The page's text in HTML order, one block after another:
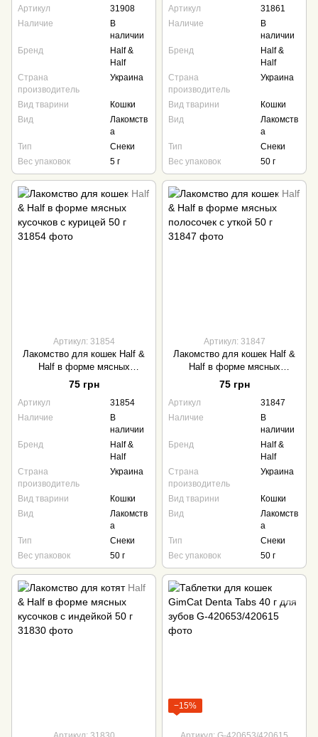
Артикул
31908
Наличие
В
наличии
Бренд
Half &
Half
Страна
производитель
Украина
Вид тварини
Кошки
Вид
Лакомств
а
Тип
Снеки
Вес упаковок
5 г
Артикул
31861
Наличие
В
наличии
Бренд
Half &
Half
Страна
производитель
Украина
Вид тварини
Кошки
Вид
Лакомств
а
Тип
Снеки
Вес упаковок
50 г
Артикул: 31854
Лакомство для кошек Half &
Half в форме мясных
кусочков с курицей 50 г
75 грн
Артикул
31854
Наличие
В
наличии
Бренд
Half &
Half
Страна
производитель
Украина
Вид тварини
Кошки
Вид
Лакомств
а
Тип
Снеки
Вес упаковок
50 г
Артикул: 31847
Лакомство для кошек Half &
Half в форме мясных
полосочек с уткой 50 г
75 грн
Артикул
31847
Наличие
В
наличии
Бренд
Half &
Half
Страна
производитель
Украина
Вид тварини
Кошки
Вид
Лакомств
а
Тип
Снеки
Вес упаковок
50 г
−15%